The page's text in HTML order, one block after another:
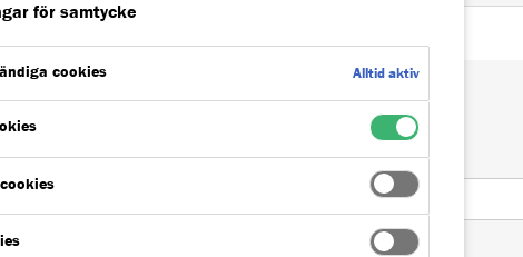
Miljöbedömningar & intyg
för samtycke
cookies Alltid aktiv